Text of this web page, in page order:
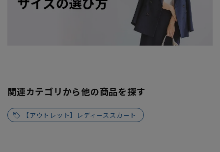
関連カテゴリから他の商品を探す
【アウトレット】レディーススカート